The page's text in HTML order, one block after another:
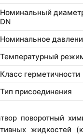
Номинальный
DN
Номинальное
Температурный
Класс герметичности
Тип присоединения
поворотный
жидкостей